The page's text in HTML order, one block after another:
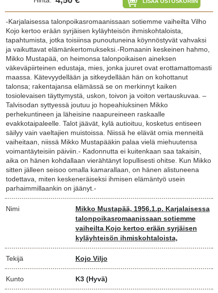
-Karjalaisessa talonpoikasromaanissaan sotiemme vaiheilta Vilho
Kojo kertoo erään syrjäisen kyläyhteisön ihmiskohtaloista,
tapahtumista, jotka toisiinsa punoutuneina köynnöstyvät vahvaksi
ja vaikuttavat elämänkertomukseksi.-Romaanin keskeinen hahmo,
Mikko Mustapää, on heimonsa talonpoikaisen aineksen
väkeväpiirteinen edustaja, mies, jonka juuret ovat erottamattomasti
maassa. Kätevyydellään ja sitkeydellään hän on kohottanut
talonsa; rakentajansa elämässä se on merkinnyt kaiken
tosiolevaisen täyttymystä, uskon, toivon ja voiton vertauskuvaa. –
Talvisodan syttyessä joutuu jo hopeahiuksinen Mikko
perhekuntineen ja läheisine naapureineen raskaalle
evakkotaipaleelle. Talot jäävät, kylä autioituu, kosketus entiseen
säilyy vain vaeltajien muistoissa. Niissä he elävät omia menneitä
vaiheitaan, niissä Mikko Mustapääkin palaa vielä miehuutensa
voimantäyteisiin päiviin.- Kadonnutta ei kuitenkaan saa takaisin,
aika on hänen kohdallaan vierähtänyt lopullisesti ohitse. Kun Mikko
sitten jälleen seisoo omalla kamarallaan, on hänen alistuneena
todettava, miten keskeneräiseksi ihmisen elämäntyö usein
parhaimmillaankin on jäänyt.-
Nimi
Mikko Mustapää, 1956.1.p. Karjalaisessa
talonpoikasromaanissaan sotiemme
vaiheilta Kojo kertoo erään syrjäisen
kyläyhteisön ihmiskohtaloista,
Tekijä Kojo Viljo
Kunto K3 (Hyvä)